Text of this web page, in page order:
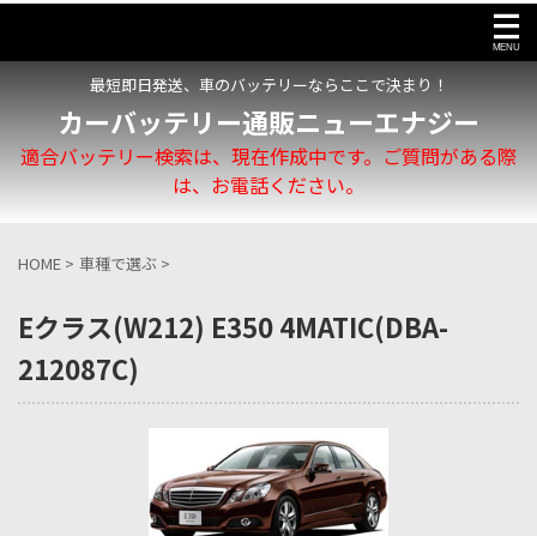
最短即日発送、車のバッテリーならここで決まり！
カーバッテリー通販ニューエナジー
適合バッテリー検索は、現在作成中です。ご質問がある際
は、お電話ください。
HOME > 車種で選ぶ >
Eクラス(W212) E350 4MATIC(DBA-
212087C)